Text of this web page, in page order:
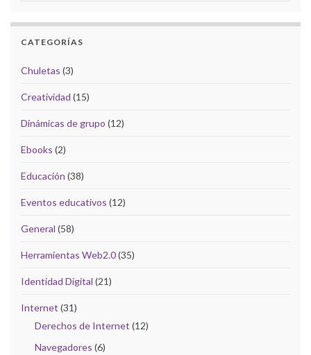
CATEGORÍAS
Chuletas (3)
Creatividad (15)
Dinámicas de grupo (12)
Ebooks (2)
Educación (38)
Eventos educativos (12)
General (58)
Herramientas Web2.0(35)
Identidad Digital (21)
Internet (31)
Derechos de Internet (12)
Navegadores (6)